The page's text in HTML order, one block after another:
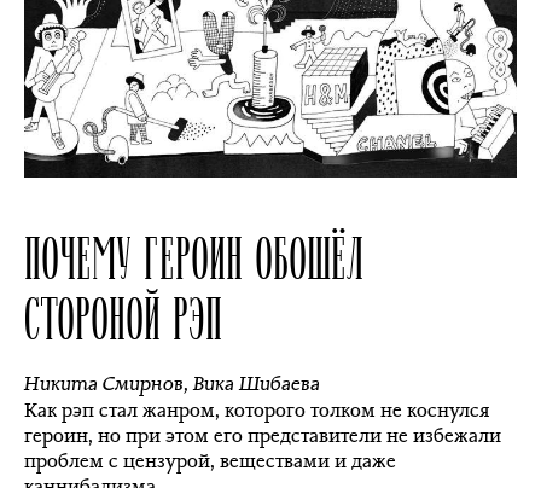
ПОЧЕМУ ГЕРОИН ОБОШЁЛ
СТОРОНОЙ РЭП
Никита Смирнов,Вика Шибаева
Как рэп стал жанром, которого толком не коснулся
героин, но при этом его представители не избежали
проблем с цензурой, веществами и даже